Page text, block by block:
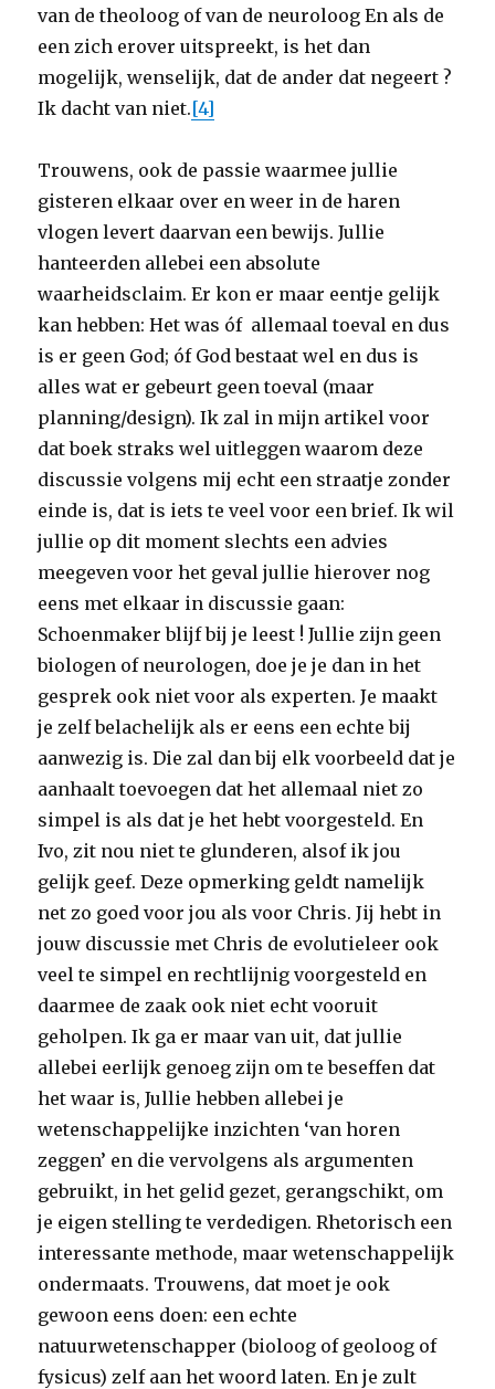
van de theoloog of van de neuroloog En als de
een zich erover uitspreekt, is het dan
mogelijk, wenselijk, dat de ander dat negeert ?
Ik dacht van niet.[4]
Trouwens, ook de passie waarmee jullie
gisteren elkaar over en weer in de haren
vlogen levert daarvan een bewijs. Jullie
hanteerden allebei een absolute
waarheidsclaim. Er kon er maar eentje gelijk
kan hebben: Het was óf allemaal toeval en dus
is er geen God; óf God bestaat wel en dus is
alles wat er gebeurt geen toeval (maar
planning/design). Ik zal in mijn artikel voor
dat boek straks wel uitleggen waarom deze
discussie volgens mij echt een straatje zonder
einde is, dat is iets te veel voor een brief. Ik wil
jullie op dit moment slechts een advies
meegeven voor het geval jullie hierover nog
eens met elkaar in discussie gaan:
Schoenmaker blijf bij je leest ! Jullie zijn geen
biologen of neurologen, doe je je dan in het
gesprek ook niet voor als experten. Je maakt
je zelf belachelijk als er eens een echte bij
aanwezig is. Die zal dan bij elk voorbeeld dat je
aanhaalt toevoegen dat het allemaal niet zo
simpel is als dat je het hebt voorgesteld. En
Ivo, zit nou niet te glunderen, alsof ik jou
gelijk geef. Deze opmerking geldt namelijk
net zo goed voor jou als voor Chris. Jij hebt in
jouw discussie met Chris de evolutieleer ook
veel te simpel en rechtlijnig voorgesteld en
daarmee de zaak ook niet echt vooruit
geholpen. Ik ga er maar van uit, dat jullie
allebei eerlijk genoeg zijn om te beseffen dat
het waar is, Jullie hebben allebei je
wetenschappelijke inzichten ‘van horen
zeggen’ en die vervolgens als argumenten
gebruikt, in het gelid gezet, gerangschikt, om
je eigen stelling te verdedigen. Rhetorisch een
interessante methode, maar wetenschappelijk
ondermaats. Trouwens, dat moet je ook
gewoon eens doen: een echte
natuurwetenschapper (bioloog of geoloog of
fysicus) zelf aan het woord laten. En je zult